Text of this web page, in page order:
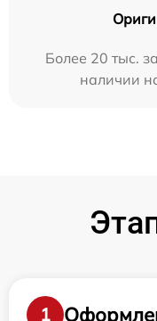
Более 20 тыс.
наличии
1